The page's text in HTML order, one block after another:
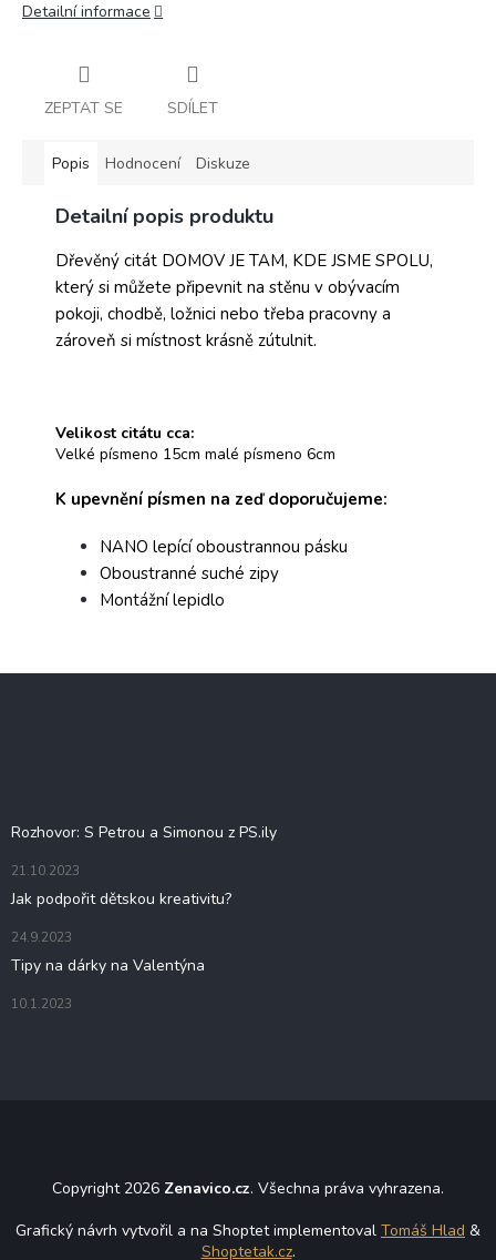
Detailní informace
ZEPTAT SE SDÍLET
Popis Hodnocení Diskuze
Detailní popis produktu
Dřevěný citát DOMOV JE TAM, KDE JSME SPOLU,
který si můžete připevnit na stěnu v obývacím
pokoji, chodbě, ložnici nebo třeba pracovny a
zároveň si místnost krásně zútulnit.
Velikost citátu cca:
Velké písmeno 15cm malé písmeno 6cm
K upevnění písmen na zeď doporučujeme:
NANO lepící oboustrannou pásku
Oboustranné suché zipy
Montážní lepidlo
Rozhovor: S Petrou a Simonou z PS.ily
21.10.2023
Jak podpořit dětskou kreativitu?
24.9.2023
Tipy na dárky na Valentýna
10.1.2023
Copyright 2026 Zenavico.cz. Všechna práva vyhrazena.
Grafický návrh vytvořil a na Shoptet implementoval Tomáš Hlad &
Shoptetak.cz.